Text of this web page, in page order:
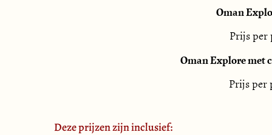
Overnachting in een eenvoudig hotel in Thumrait.
Hashman.
Oman
Prijs per
Oman Explore met
Prijs per
Deze prijzen zijn inclusief: